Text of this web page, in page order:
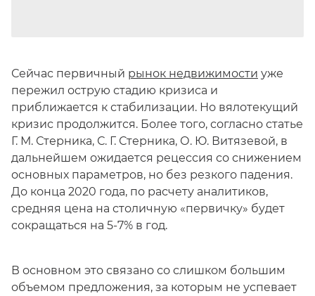
Сейчас первичный рынок недвижимости уже
пережил острую стадию кризиса и
приближается к стабилизации. Но вялотекущий
кризис продолжится. Более того, согласно статье
Г. М. Стерника, С. Г. Стерника, О. Ю. Витязевой, в
дальнейшем ожидается рецессия со снижением
основных параметров, но без резкого падения.
До конца 2020 года, по расчету аналитиков,
средняя цена на столичную «первичку» будет
сокращаться на 5-7% в год.
В основном это связано со слишком большим
объемом предложения, за которым не успевает